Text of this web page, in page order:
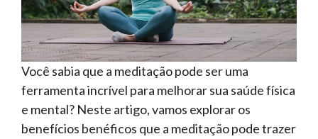
Você sabia que a meditação pode ser uma
ferramenta incrível para melhorar sua saúde física
e mental? Neste artigo, vamos explorar os
benefícios benéficos que a meditação pode trazer